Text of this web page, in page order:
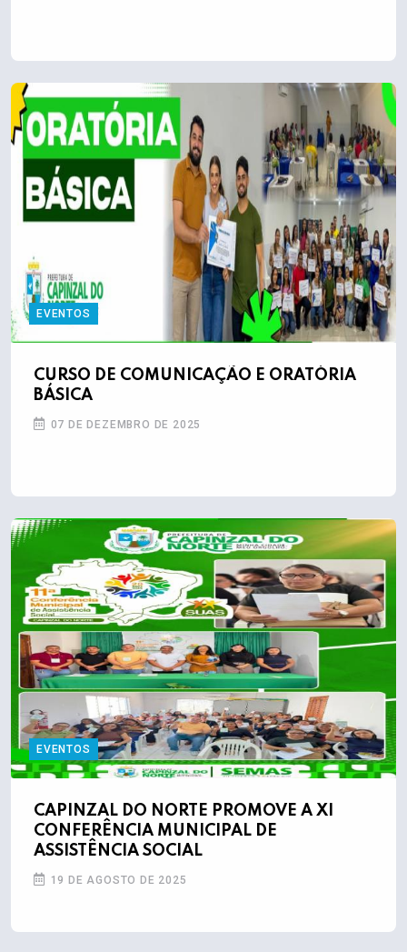
EVENTOS
CURSO DE COMUNICAÇÃO E ORATÓRIA
BÁSICA
07 DE DEZEMBRO DE 2025
EVENTOS
CAPINZAL DO NORTE PROMOVE A XI
CONFERÊNCIA MUNICIPAL DE
ASSISTÊNCIA SOCIAL
19 DE AGOSTO DE 2025